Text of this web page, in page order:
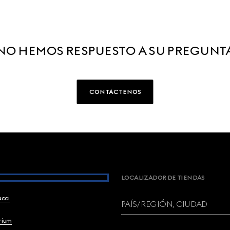
HEMOS RESPUESTO A SU
CONTÁCTENOS
LOCALIZADOR DE TIENDAS
PAÍS/REGIÓN, CIUDAD